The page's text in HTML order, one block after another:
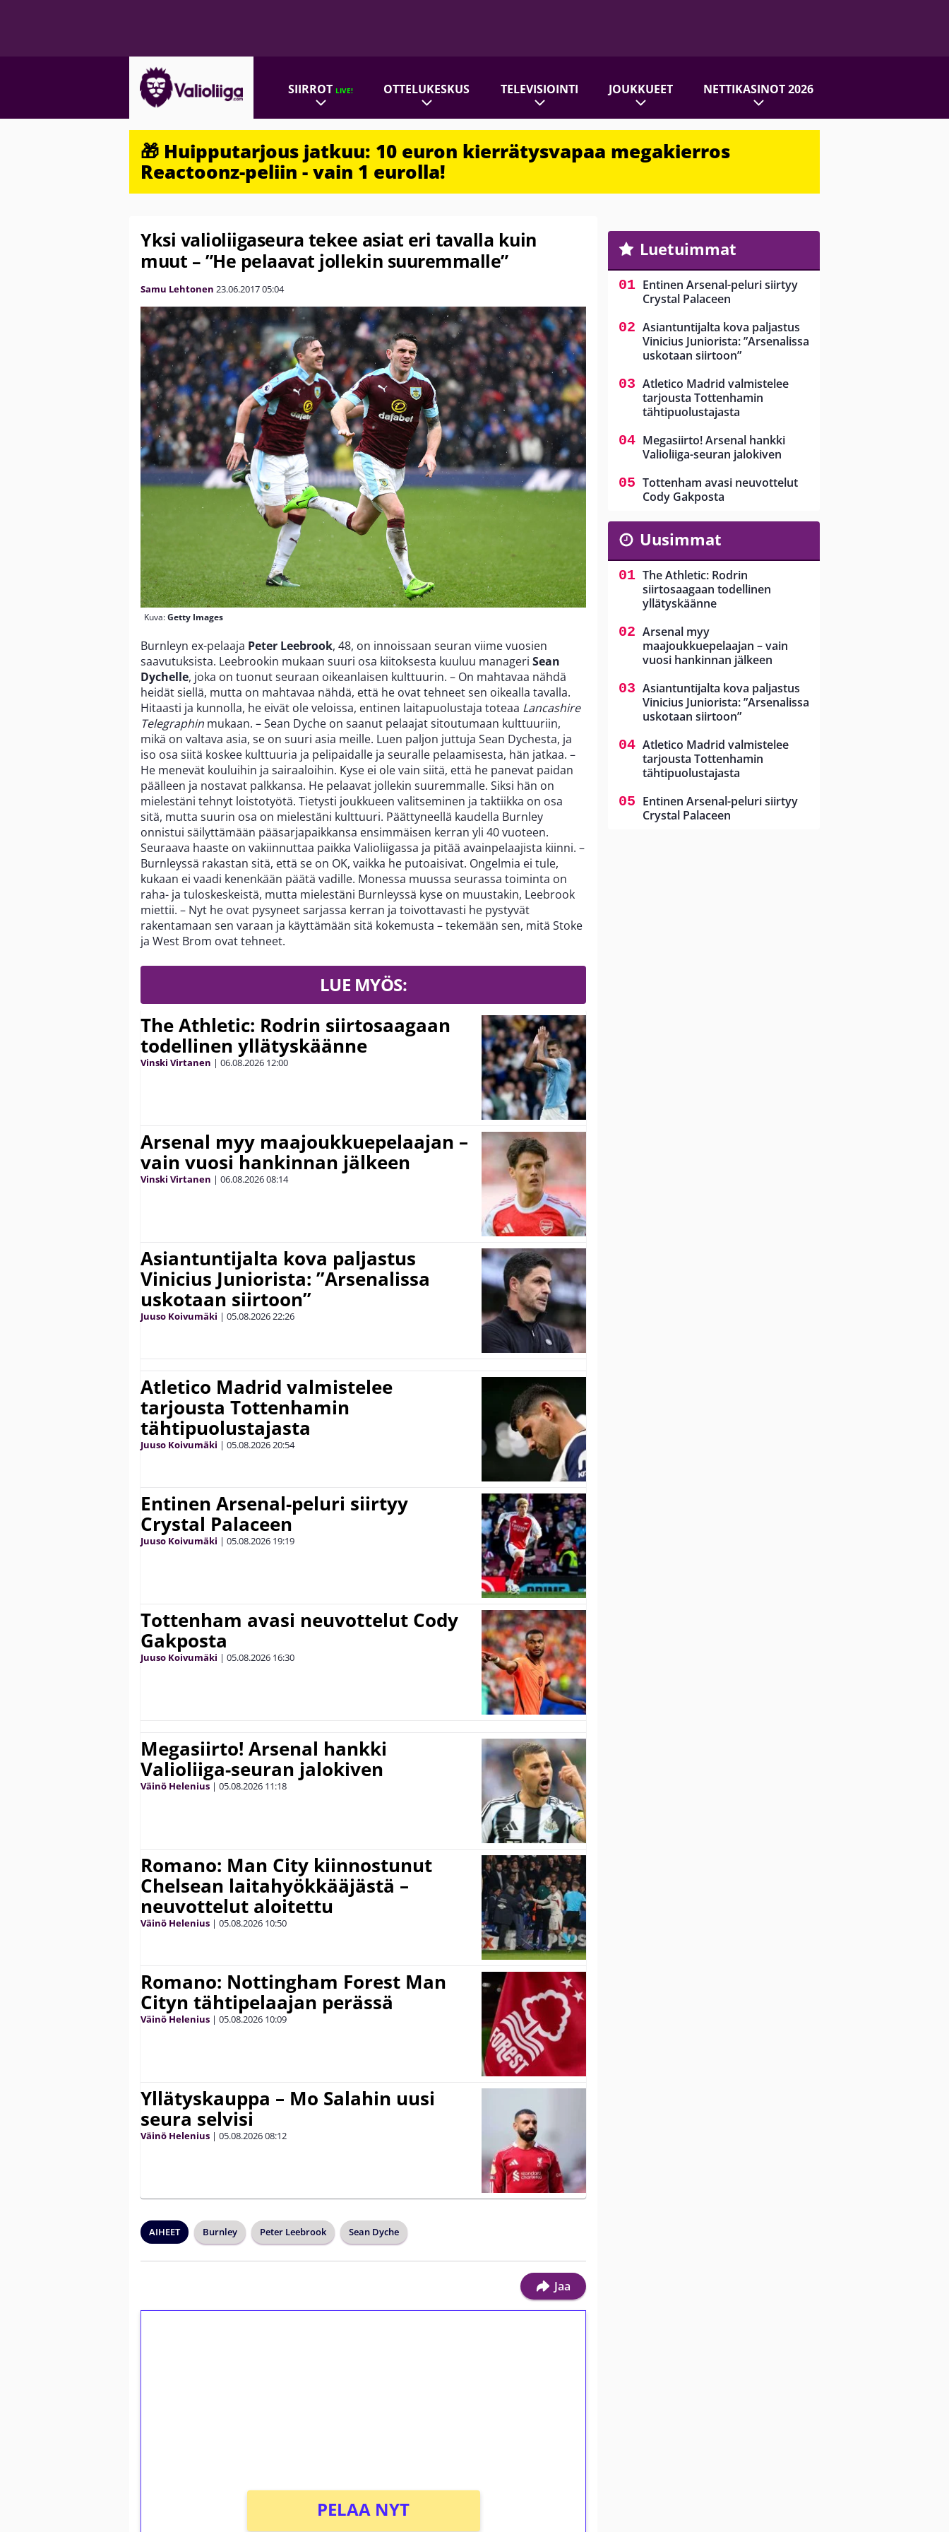
SIIRROTLIVE! OTTELUKESKUS TELEVISIOINTI JOUKKUEET NETTIKASINOT 2026
🎁 Huipputarjous jatkuu: 10 euron kierrätysvapaa megakierros
Reactoonz-peliin - vain 1 eurolla!
Yksi valioliigaseura tekee asiat eri tavalla kuin
muut – ”He pelaavat jollekin suuremmalle”
Samu Lehtonen 23.06.201705:04
Kuva:Getty Images
Burnleyn ex-pelaaja Peter Leebrook, 48, on innoissaan seuran viime vuosien
saavutuksista. Leebrookin mukaan suuri osa kiitoksesta kuuluu manageri Sean
Dychelle, joka on tuonut seuraan oikeanlaisen kulttuurin. – On mahtavaa nähdä
heidät siellä, mutta on mahtavaa nähdä, että he ovat tehneet sen oikealla tavalla.
Hitaasti ja kunnolla, he eivät ole veloissa, entinen laitapuolustaja toteaa Lancashire
Telegraphin mukaan. – Sean Dyche on saanut pelaajat sitoutumaan kulttuuriin,
mikä on valtava asia, se on suuri asia meille. Luen paljon juttuja Sean Dychesta, ja
iso osa siitä koskee kulttuuria ja pelipaidalle ja seuralle pelaamisesta, hän jatkaa. –
He menevät kouluihin ja sairaaloihin. Kyse ei ole vain siitä, että he panevat paidan
päälleen ja nostavat palkkansa. He pelaavat jollekin suuremmalle. Siksi hän on
mielestäni tehnyt loistotyötä. Tietysti joukkueen valitseminen ja taktiikka on osa
sitä, mutta suurin osa on mielestäni kulttuuri. Päättyneellä kaudella Burnley
onnistui säilyttämään pääsarjapaikkansa ensimmäisen kerran yli 40 vuoteen.
Seuraava haaste on vakiinnuttaa paikka Valioliigassa ja pitää avainpelaajista kiinni. –
Burnleyssä rakastan sitä, että se on OK, vaikka he putoaisivat. Ongelmia ei tule,
kukaan ei vaadi kenenkään päätä vadille. Monessa muussa seurassa toiminta on
raha- ja tuloskeskeistä, mutta mielestäni Burnleyssä kyse on muustakin, Leebrook
miettii. – Nyt he ovat pysyneet sarjassa kerran ja toivottavasti he pystyvät
rakentamaan sen varaan ja käyttämään sitä kokemusta – tekemään sen, mitä Stoke
ja West Brom ovat tehneet.
LUE MYÖS:
The Athletic: Rodrin siirtosaagaan
todellinen yllätyskäänne
Vinski Virtanen | 06.08.2026 12:00
Arsenal myy maajoukkuepelaajan –
vain vuosi hankinnan jälkeen
Vinski Virtanen | 06.08.202608:14
Asiantuntijalta kova paljastus
Vinicius Juniorista: ”Arsenalissa
uskotaan siirtoon”
Juuso Koivumäki | 05.08.202622:26
Atletico Madrid valmistelee
tarjousta Tottenhamin
tähtipuolustajasta
Juuso Koivumäki | 05.08.202620:54
Entinen Arsenal-peluri siirtyy
Crystal Palaceen
Juuso Koivumäki | 05.08.2026 19:19
Tottenham avasi neuvottelut Cody
Gakposta
Juuso Koivumäki | 05.08.2026 16:30
Megasiirto! Arsenal hankki
Valioliiga-seuran jalokiven
Väinö Helenius | 05.08.2026 11:18
Romano: Man City kiinnostunut
Chelsean laitahyökkääjästä –
neuvottelut aloitettu
Väinö Helenius | 05.08.2026 10:50
Romano: Nottingham Forest Man
Cityn tähtipelaajan perässä
Väinö Helenius | 05.08.2026 10:09
Yllätyskauppa – Mo Salahin uusi
seura selvisi
Väinö Helenius | 05.08.202608:12
AIHEET Burnley Peter Leebrook Sean Dyche
Jaa
PELAA NYT
Luetuimmat
Entinen Arsenal-peluri siirtyy
Crystal Palaceen
Asiantuntijalta kova paljastus
Vinicius Juniorista: ”Arsenalissa
uskotaan siirtoon”
Atletico Madrid valmistelee
tarjousta Tottenhamin
tähtipuolustajasta
Megasiirto! Arsenal hankki
Valioliiga-seuran jalokiven
Tottenham avasi neuvottelut
Cody Gakposta
Uusimmat
The Athletic: Rodrin
siirtosaagaan todellinen
yllätyskäänne
Arsenal myy
maajoukkuepelaajan – vain
vuosi hankinnan jälkeen
Asiantuntijalta kova paljastus
Vinicius Juniorista: ”Arsenalissa
uskotaan siirtoon”
Atletico Madrid valmistelee
tarjousta Tottenhamin
tähtipuolustajasta
Entinen Arsenal-peluri siirtyy
Crystal Palaceen